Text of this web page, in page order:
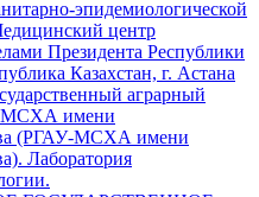
эпидемиологической
центр
Президента Республики
Казахстан, г. Астана
аграрный
МСХА имени
(РГАУ-МСХА имени
Лаборатория